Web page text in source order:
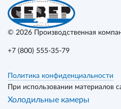
© 2026 Производственная
+7 (800) 555-35-79
Политика конфиденциальности
При использовании материалов
Холодильные камеры